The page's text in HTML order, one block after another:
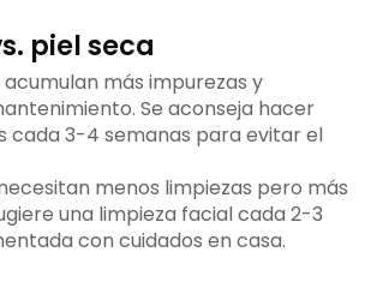
piel seca
acumulan más impurezas y
Se aconseja hacer
cada 3-4 semanas para evitar el
menos limpiezas pero más
una limpieza facial cada 2-3
con cuidados en casa.